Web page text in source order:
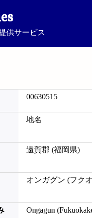
供サービス
00630515
地名
遠賀郡 (福岡県)
オンガグン (フク
Ongagun